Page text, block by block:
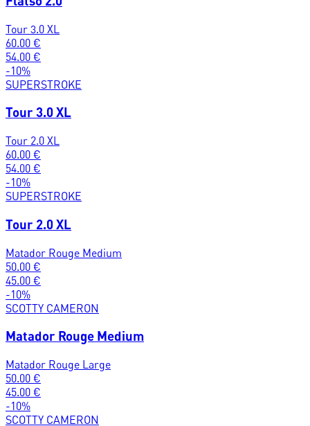
Tour 3.0 XL
60.00 €
54.00 €
-10%
SUPERSTROKE
Tour 3.0 XL
Tour 2.0 XL
60.00 €
54.00 €
-10%
SUPERSTROKE
Tour 2.0 XL
Matador Rouge Medium
50.00 €
45.00 €
-10%
SCOTTY CAMERON
Matador Rouge Medium
Matador Rouge Large
50.00 €
45.00 €
-10%
SCOTTY CAMERON